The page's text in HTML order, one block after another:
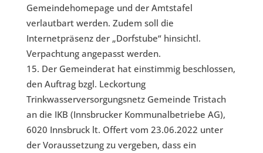
Gemeindehomepage und der Amtstafel
verlautbart werden. Zudem soll die
Internetpräsenz der „Dorfstube“ hinsichtl.
Verpachtung angepasst werden.
Der Gemeinderat hat einstimmig beschlossen,
den Auftrag bzgl. Leckortung
Trinkwasserversorgungsnetz Gemeinde Tristach
an die IKB (Innsbrucker Kommunalbetriebe AG),
6020 Innsbruck lt. Offert vom 23.06.2022 unter
der Voraussetzung zu vergeben, dass ein